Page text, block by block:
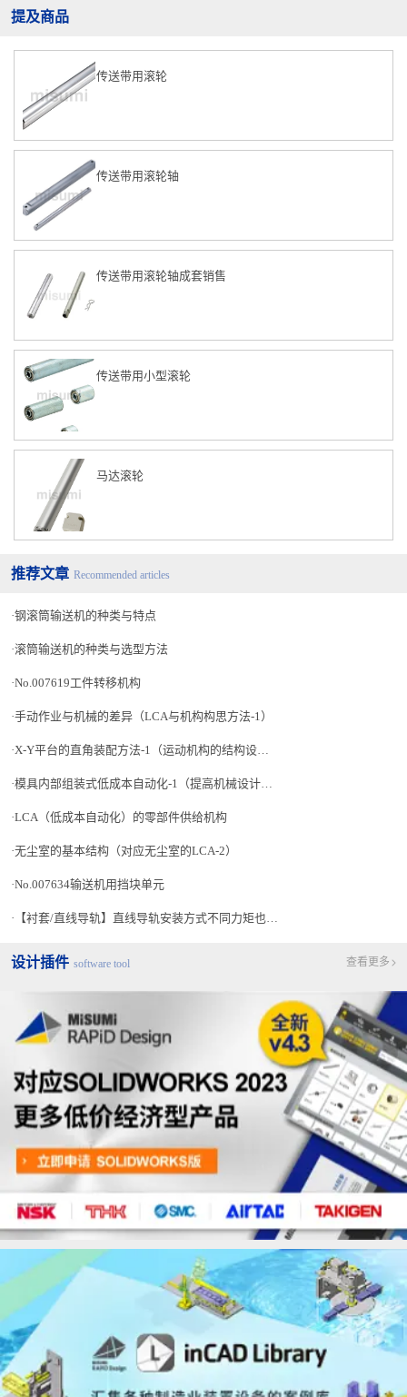
提及商品
传送带用滚轮
传送带用滚轮轴
传送带用滚轮轴成套销售
传送带用小型滚轮
马达滚轮
推荐文章 Recommended articles
钢滚筒输送机的种类与特点
滚筒输送机的种类与选型方法
No.007619工件转移机构
手动作业与机械的差异（LCA与机构构思方法-1）
X-Y平台的直角装配方法-1（运动机构的结构设计-28）
模具内部组装式低成本自动化-1（提高机械设计人员的生产技术水平 讲座-17）
LCA（低成本自动化）的零部件供给机构
无尘室的基本结构（对应无尘室的LCA-2）
No.007634输送机用挡块单元
【衬套/直线导轨】直线导轨安装方式不同力矩也不同？
设计插件 software tool 查看更多